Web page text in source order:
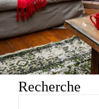
Recherche